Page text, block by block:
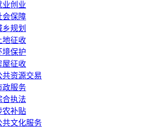
业创业
会保障
乡规划
地征收
境保护
屋征收
共资源交易
政服务
合执法
农补贴
共文化服务